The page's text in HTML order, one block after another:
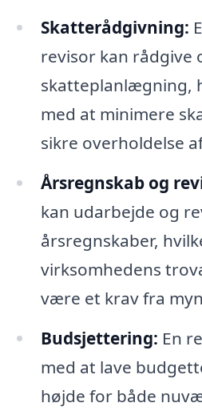
Skatterådgivning:
revisor kan rådgive
skatteplanlægning,
med at minimere
sikre overholdelse
Årsregnskab og
kan udarbejde og
årsregnskaber,
virksomhedens
være et krav fra
Budsjettering: En
med at lave
højde for både